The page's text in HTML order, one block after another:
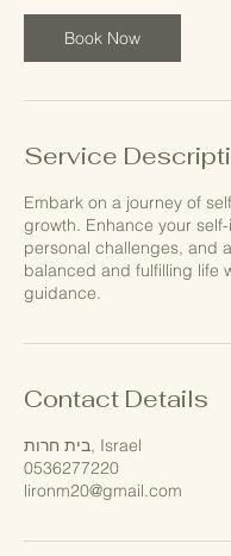
0
m
i
Book Now
Service
Embark on a journey of
growth. Enhance your
personal challenges, and
balanced and fulfilling life
guidance.
Contact Details
בית חרות, Israel
0536277220
lironm20@gmail.com